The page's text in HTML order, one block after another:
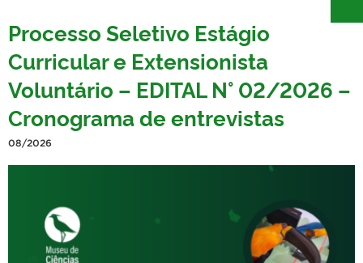
Processo Seletivo Estágio
Curricular e Extensionista
Voluntário – EDITAL N° 02/2026 –
Cronograma de entrevistas
08/2026